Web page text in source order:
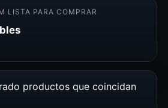
LISTA PARA COMPRAR
productos que coincidan